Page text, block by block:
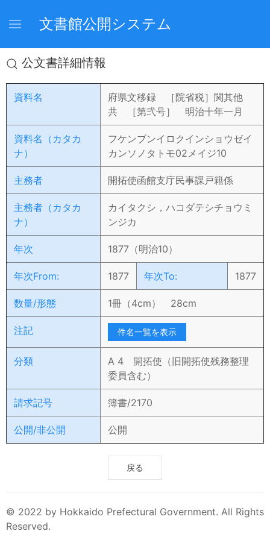
文書館公開システム
公文書詳細情報
資料名
府県文移録 ［院省税］関其他
共 ［第弐号］ 明治十年一月
資料名（カタカ
ナ）
フケンブンイロクインショウゼイ
カンソノタトモ02メイジ10
主務者 開拓使函館支庁民事課戸籍係
主務者（カタカ
ナ）
カイタクシ，ハコダテシチョウミ
ンジカ
年次 1877（明治10）
年次From: 1877 年次To: 1877
数量/形態 1冊（4cm） 28cm
注記 件名一覧を表示
分類
A 4 開拓使（旧開拓使残務整理
委員含む）
請求記号 簿書/2170
公開/非公開 公開
戻る
© 2022 by Hokkaido Prefectural Government. All Rights
Reserved.